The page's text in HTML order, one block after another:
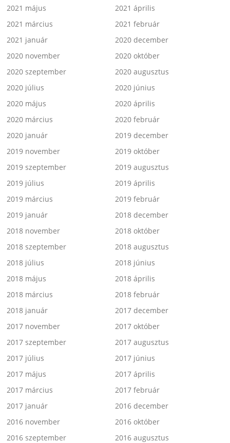
2021 május
2021 április
2021 március
2021 február
2021 január
2020 december
2020 november
2020 október
2020 szeptember
2020 augusztus
2020 július
2020 június
2020 május
2020 április
2020 március
2020 február
2020 január
2019 december
2019 november
2019 október
2019 szeptember
2019 augusztus
2019 július
2019 április
2019 március
2019 február
2019 január
2018 december
2018 november
2018 október
2018 szeptember
2018 augusztus
2018 július
2018 június
2018 május
2018 április
2018 március
2018 február
2018 január
2017 december
2017 november
2017 október
2017 szeptember
2017 augusztus
2017 július
2017 június
2017 május
2017 április
2017 március
2017 február
2017 január
2016 december
2016 november
2016 október
2016 szeptember
2016 augusztus